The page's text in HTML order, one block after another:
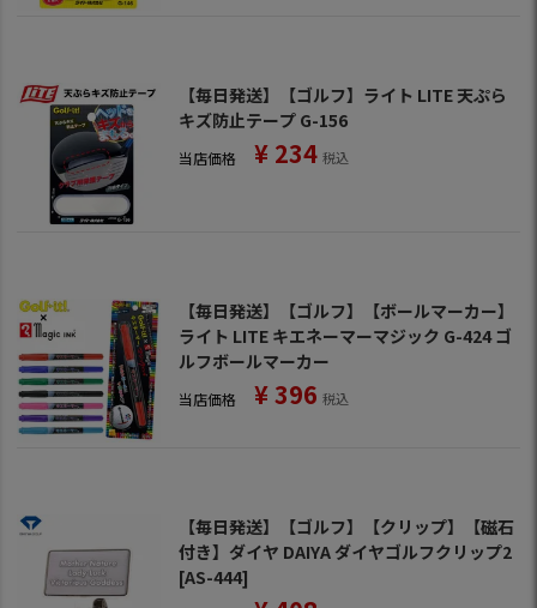
【毎日発送】【ゴルフ】ライト LITE 天ぷら
キズ防止テープ G-156
当店価格 ¥ 234 税込
【毎日発送】【ゴルフ】【ボールマーカー】
ライト LITE キエネーマーマジック G-424 ゴ
ルフボールマーカー
当店価格 ¥396 税込
【毎日発送】【ゴルフ】【クリップ】【磁石
付き】ダイヤ DAIYA ダイヤゴルフクリップ2
[AS-444]